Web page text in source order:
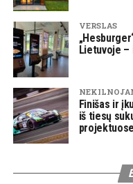
VERSLAS
Lietuvoje –
Finišas ir
iš tiesų